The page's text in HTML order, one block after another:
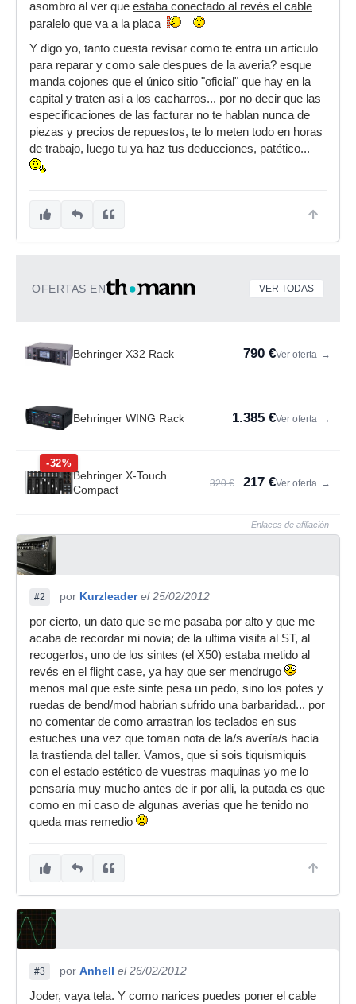
asombro al ver que estaba conectado al revés el cable
paralelo que va a la placa
Y digo yo, tanto cuesta revisar como te entra un articulo
para reparar y como sale despues de la averia? esque
manda cojones que el único sitio "oficial" que hay en la
capital y traten asi a los cacharros... por no decir que las
especificaciones de las facturar no te hablan nunca de
piezas y precios de repuestos, te lo meten todo en horas
de trabajo, luego tu ya haz tus deducciones, patético...
OFERTAS EN VER TODAS
Behringer X32 Rack 790 €Ver oferta →
Behringer WING Rack 1.385 €Ver oferta →
-32%
Behringer X-Touch
Compact
320 € 217 €Ver oferta →
Enlaces de afiliación
#2 por Kurzleader el 25/02/2012
por cierto, un dato que se me pasaba por alto y que me
acaba de recordar mi novia; de la ultima visita al ST, al
recogerlos, uno de los sintes (el X50) estaba metido al
revés en el flight case, ya hay que ser mendrugo
menos mal que este sinte pesa un pedo, sino los potes y
ruedas de bend/mod habrian sufrido una barbaridad... por
no comentar de como arrastran los teclados en sus
estuches una vez que toman nota de la/s avería/s hacia
la trastienda del taller. Vamos, que si sois tiquismiquis
con el estado estético de vuestras maquinas yo me lo
pensaría muy mucho antes de ir por alli, la putada es que
como en mi caso de algunas averias que he tenido no
queda mas remedio
#3 por Anhell el 26/02/2012
Joder, vaya tela. Y como narices puedes poner el cable